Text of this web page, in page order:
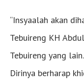
“Insyaalah akan
Tebuireng KH
Tebuireng yang lain.
Dirinya berharap